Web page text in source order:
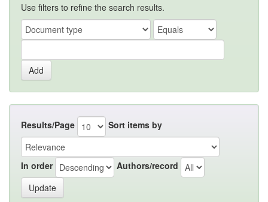
Use filters to refine the search results.
Results/Page Sort items by
In order Authors/record